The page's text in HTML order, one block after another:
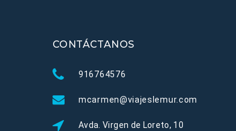
CONTÁCTANOS
916764576
mcarmen@viajeslemur.com
Avda. Virgen de Loreto, 10